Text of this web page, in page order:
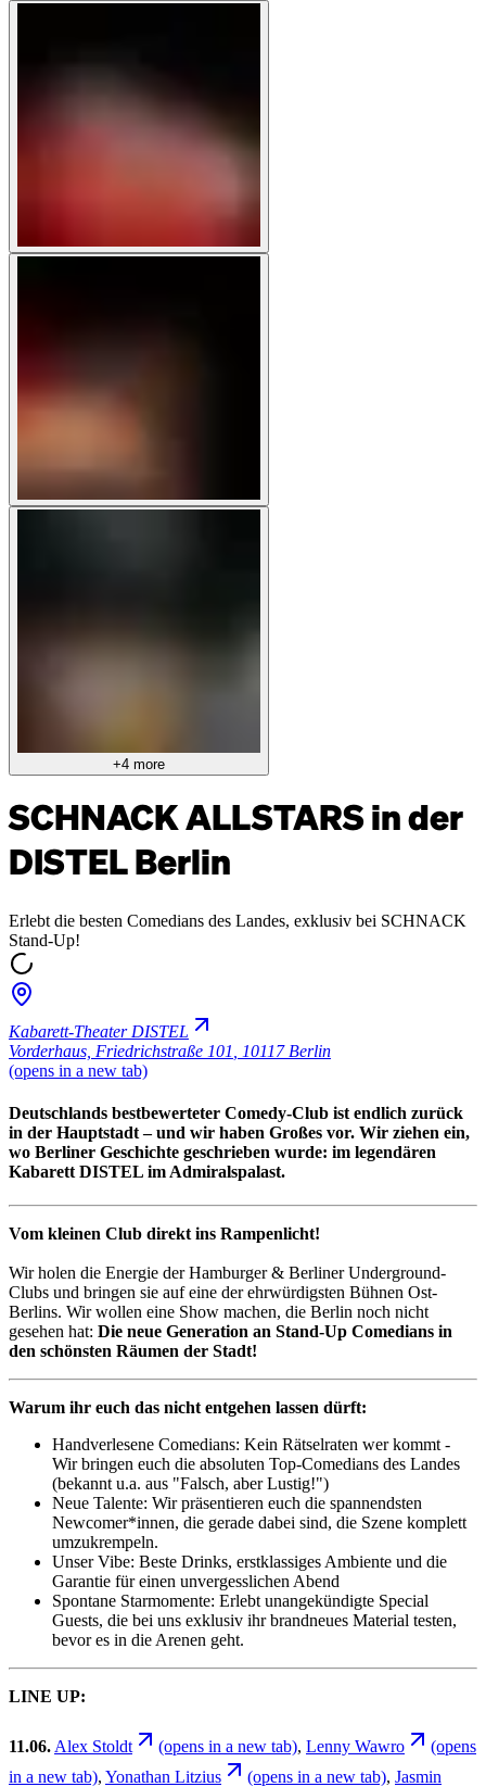
+4 more
SCHNACK ALLSTARS in der
DISTEL Berlin
Erlebt die besten Comedians des Landes, exklusiv bei SCHNACK
Stand-Up!
Kabarett-Theater DISTEL
Vorderhaus, Friedrichstraße 101
10117 Berlin
(opens in a new tab)
Deutschlands bestbewerteter Comedy-Club ist endlich zurück
in der Hauptstadt – und wir haben Großes vor. Wir ziehen ein,
wo Berliner Geschichte geschrieben wurde: im legendären
Kabarett DISTEL im Admiralspalast.
Vom kleinen Club direkt ins Rampenlicht!
Wir holen die Energie der Hamburger & Berliner Underground-
Clubs und bringen sie auf eine der ehrwürdigsten Bühnen Ost-
Berlins. Wir wollen eine Show machen, die Berlin noch nicht
gesehen hat: Die neue Generation an Stand-Up Comedians in
den schönsten Räumen der Stadt!
Warum ihr euch das nicht entgehen lassen dürft:
Handverlesene Comedians: Kein Rätselraten wer kommt -
Wir bringen euch die absoluten Top-Comedians des Landes
(bekannt u.a. aus "Falsch, aber Lustig!")
Neue Talente: Wir präsentieren euch die spannendsten
Newcomer*innen, die gerade dabei sind, die Szene komplett
umzukrempeln.
Unser Vibe: Beste Drinks, erstklassiges Ambiente und die
Garantie für einen unvergesslichen Abend
Spontane Starmomente: Erlebt unangekündigte Special
Guests, die bei uns exklusiv ihr brandneues Material testen,
bevor es in die Arenen geht.
LINE UP:
11.06. Alex Stoldt (opens in a new tab), Lenny Wawro
(opens
in a new tab), Yonathan Litzius (opens in a new tab), Jasmin